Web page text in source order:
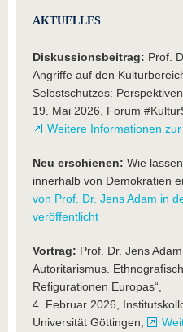
AKTUELLES
Diskussionsbeitrag: Prof.
Angriffe auf den
Selbstschutzes:
19. Mai 2026, Forum
Weitere Informationen
Neu erschienen: Wie
innerhalb von Demokratien
von Prof. Dr. Jens Adam in
veröffentlicht
Vortrag: Prof. Dr. Jens
Autoritarismus.
Refigurationen Europas“,
4. Februar 2026,
Universität Göttingen,